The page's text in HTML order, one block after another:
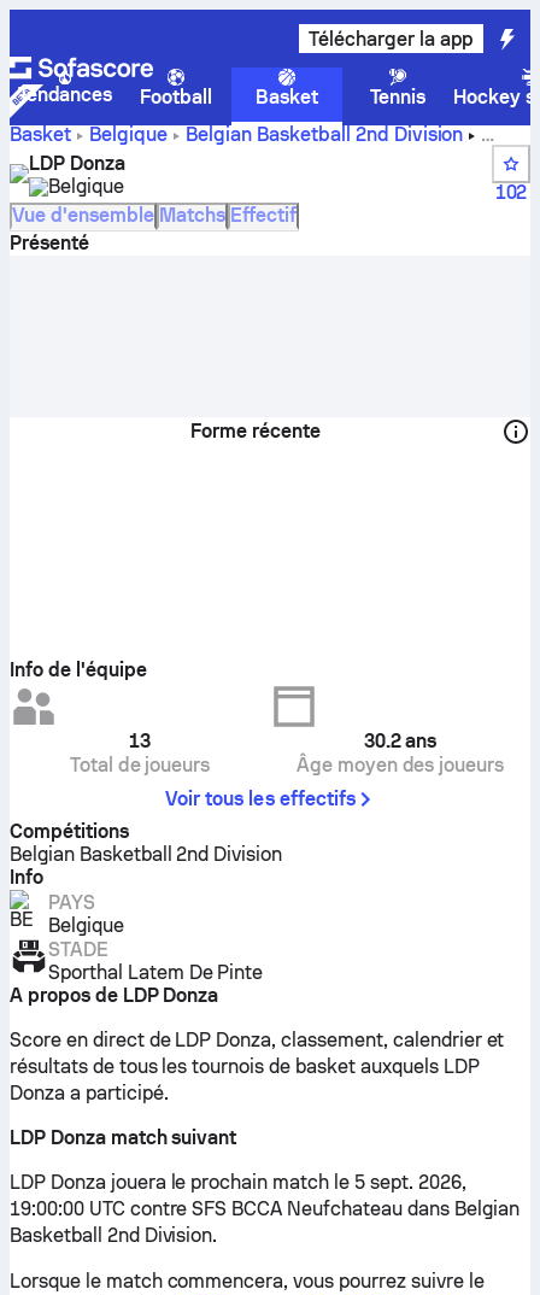
Télécharger la app
Tendances Football Basket Tennis
Hockey
Basket
Belgique
Belgian Basketball 2nd Division
scores, classements, calendrier et joueurs de LDP Donza
LDP Donza
Belgique
102
Vue d'ensemble Matchs Effectif
Présenté
Forme récente
Info de l'équipe
13
Total de joueurs
30.2ans
Âge moyen des joueurs
Voir tous les effectifs
Compétitions
Belgian Basketball 2nd Division
Info
PAYS
Belgique
STADE
Sporthal Latem De Pinte
A propos de LDP Donza
Score en direct de LDP Donza, classement, calendrier et
résultats de tous les tournois de basket auxquels LDP
Donza a participé.
LDP Donza match suivant
LDP Donza jouera le prochain match le 5 sept. 2026,
19:00:00 UTC contre SFS BCCA Neufchateau dans Belgian
Basketball 2nd Division.
Lorsque le match commencera, vous pourrez suivre le